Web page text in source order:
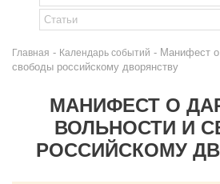
Главная - Календарь событий - Манифест о
свободы российскому дворянству
МАНИФЕСТ О
ВОЛЬНОСТИ И
РОССИЙСКОМУ